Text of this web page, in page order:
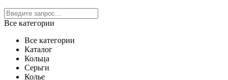
Все категории
Все категории
Каталог
Кольца
Серьги
Колье